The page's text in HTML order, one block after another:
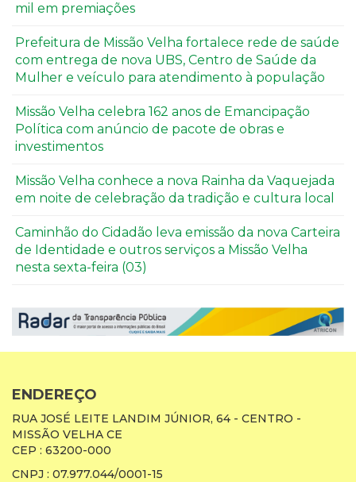
mil em premiações
Prefeitura de Missão Velha fortalece rede de saúde
com entrega de nova UBS, Centro de Saúde da
Mulher e veículo para atendimento à população
Missão Velha celebra 162 anos de Emancipação
Política com anúncio de pacote de obras e
investimentos
Missão Velha conhece a nova Rainha da Vaquejada
em noite de celebração da tradição e cultura local
Caminhão do Cidadão leva emissão da nova Carteira
de Identidade e outros serviços a Missão Velha
nesta sexta-feira (03)
ENDEREÇO
RUA JOSÉ LEITE LANDIM JÚNIOR, 64 - CENTRO -
MISSÃO VELHA CE
CEP : 63200-000
CNPJ : 07.977.044/0001-15